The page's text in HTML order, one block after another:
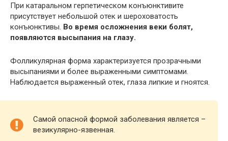
При катаральном герпетическом конъюнктивите
присутствует небольшой отек и шероховатость
конъюнктивы. Во время осложнения веки болят,
появляются высыпания на глазу.
Фолликулярная форма характеризуется прозрачными
высыпаниями и более выраженными симптомами.
Наблюдается выраженный отек, глаза липкие и гноятся.
Самой опасной формой заболевания является –
везикулярно-язвенная.